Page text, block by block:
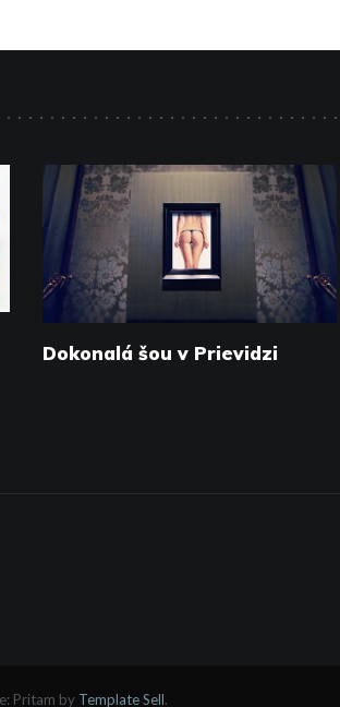
Dokonalá šou v Prievidzi
Pritam by Template Sell.